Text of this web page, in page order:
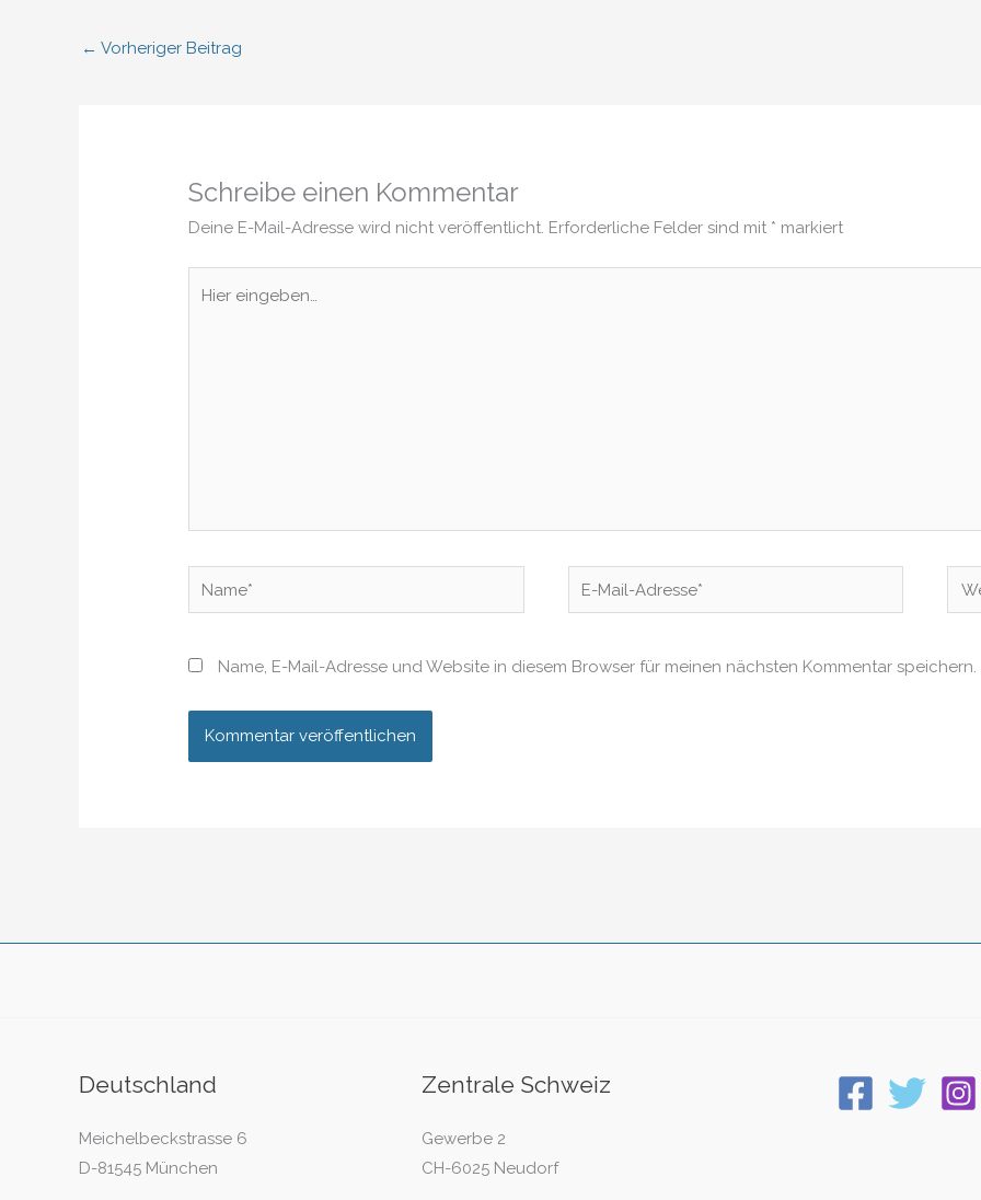
← Vorheriger Beitrag
Schreibe einen Kommentar
Deine E-Mail-Adresse wird nicht veröffentlicht. Erforderliche Felder sind mit * markiert
eingeben…
Name*
E-
Mail-
Name, E-Mail-Adresse und Website in diesem Browser für meinen nächsten Kommentar speichern.
Deutschland
Meichelbeckstrasse 6
D-81545 München
Zentrale Schweiz
Gewerbe 2
CH-6025 Neudorf